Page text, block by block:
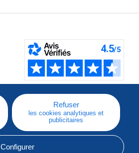
Refuser
les cookies analytiques et
publicitaires
Configurer